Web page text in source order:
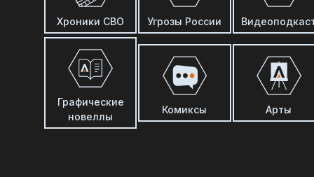
Хроники СВО Угрозы России
Графические
новеллы
Комиксы Арты